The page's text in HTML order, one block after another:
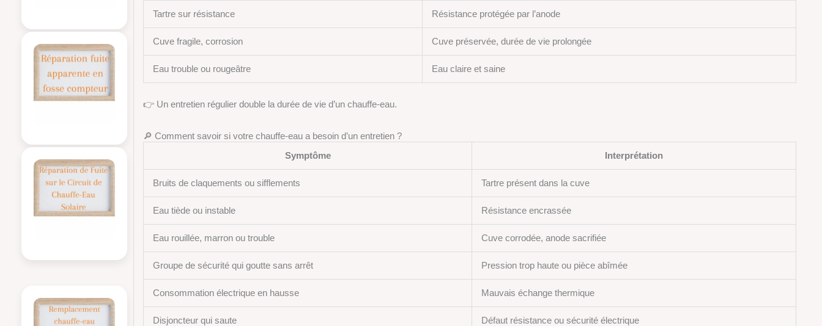
Tartre sur résistance Résistance protégée par l’anode
Cuve fragile, corrosion Cuve préservée, durée de vie prolongée
Eau trouble ou rougeâtre Eau claire et saine
👉 Un entretien régulier double la durée de vie d’un chauffe-eau.
🔎 Comment savoir si votre chauffe-eau a besoin d’un entretien ?
Symptôme
Interprétation
Bruits de claquements ou sifflements Tartre présent dans la cuve
Eau tiède ou instable Résistance encrassée
Eau rouillée, marron ou trouble Cuve corrodée, anode sacrifiée
Groupe de sécurité qui goutte sans arrêt Pression trop haute ou pièce abîmée
Consommation électrique en hausse Mauvais échange thermique
Disjoncteur qui saute Défaut résistance ou sécurité électrique